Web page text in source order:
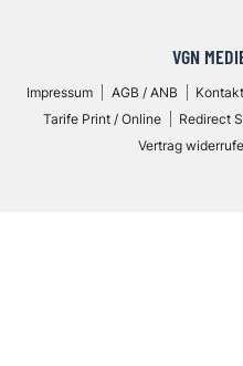
VGN
Impressum AGB / ANB
Tarife Print / Online
Redirect
Vertrag